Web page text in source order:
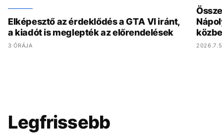
Elképesztő az érdeklődés a GTA VI iránt,
a kiadót is meglepték az előrendelések
3 ÓRÁJA
Legfrissebb